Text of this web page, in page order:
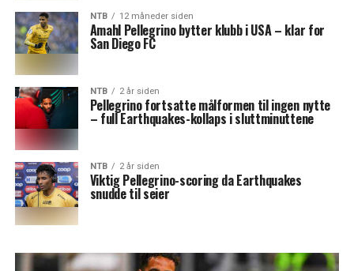
NTB 12 måneder siden
Amahl Pellegrino bytter klubb i USA – klar for
San Diego FC
NTB 2 år siden
Pellegrino fortsatte målformen til ingen nytte
– full Earthquakes-kollaps i sluttminuttene
NTB 2 år siden
Viktig Pellegrino-scoring da Earthquakes
snudde til seier